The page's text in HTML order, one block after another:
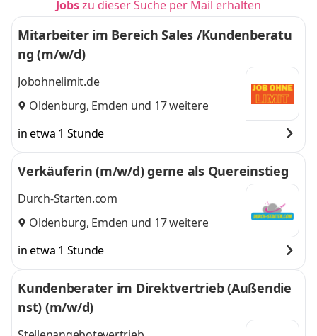
Jobszu dieser Suche per Mail erhalten
Mitarbeiter im Bereich Sales /Kundenberatu
ng (m/w/d)
Jobohnelimit.de
Oldenburg, Emden und 17 weitere
in etwa 1 Stunde
Verkäuferin (m/w/d) gerne als Quereinstieg
Durch-Starten.com
Oldenburg, Emden und 17 weitere
in etwa 1 Stunde
Kundenberater im Direktvertrieb (Außendie
nst) (m/w/d)